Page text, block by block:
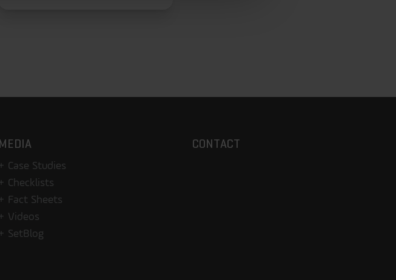
MEDIA
Case Studies
Checklists
Fact Sheets
Videos
SetBlog
CONTACT